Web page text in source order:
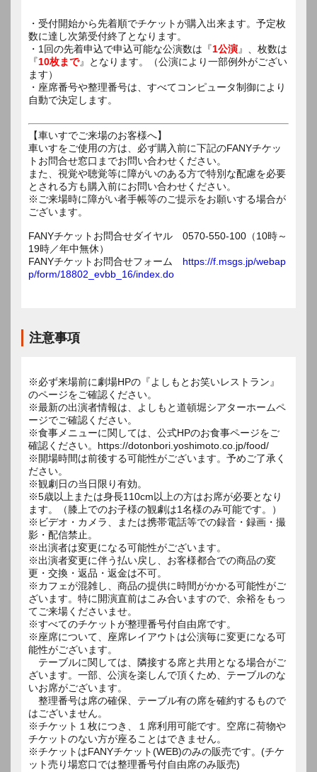
・受付開始から先着順でチケットが購入出来ます。予定枚
数に達し次第受付終了となります。
・1回の先着申込で申込可能な公演数は『1公演』、枚数は
『10枚まで』となります。（公演により一部例外がござい
ます）
・座席番号や整理番号は、すべてコンピュータ制御により
自動で決定します。
【車いすでご来場のお客様へ】
車いすをご使用の方は、必ず購入前に下記のFANYチケッ
トお問合せ窓口までお問い合わせください。
また、視覚や聴覚等に障がいのある方で特別な配慮を必要
とされる方も購入前にお問い合わせください。
※ご来場時に障がい者手帳等のご提示をお願いする場合が
ございます。
FANYチケットお問合せダイヤル 0570-550-100（10時～
19時／年中無休）
FANYチケットお問合せフォーム https://f.msgs.jp/webap
p/form/18802_evbb_16/index.do
注意事項
※必ず来場前に劇場HPの『よしもとお笑いレストラン』
のページをご確認ください。
※最新の出演者情報は、よしもと道頓堀シアターホームペ
ージでご確認ください。
※食事メニューに関しては、公式HPのお食事ページをご
確認ください。https://dotonbori.yoshimoto.co.jp/food/
※開場時間は前後する可能性がございます。予めご了承く
ださい。
※観劇日の当日限り有効。
※5歳以上または身長110cm以上の方はお席が必要となり
ます。（膝上でのお子様の観劇は1名様のみ可能です。）
※ビデオ・カメラ、または携帯電話等での録音・録画・撮
影・配信禁止。
※出演者は変更になる可能性がございます。
※出演者変更に伴う払い戻し、お客様都合での商品の変
更・交換・返品・返金は不可。
※カフェが混雑し、商品の提供に時間がかかる可能性がご
ざいます。特に開演直前はこみ合いますので、余裕をもっ
てご来場くださいませ。
※すべてのチケットが整理番号付自由席です。
※座席について、座席レイアウトは公演毎に変更になる可
能性がございます。
テーブルに関しては、隣接する席と共用となる場合がご
ざいます。一部、公演を楽しんで頂くため、テーブルのな
いお席がございます。
整理番号は席の確保、テーブル有の席を確約するもので
はございません。
※チケット１枚につき、１席利用可能です。空席に荷物や
チケットのない方が座ることはできません。
※チケットはFANYチケット(WEB)のみの販売です。(チケ
ット売り場窓口では整理番号付自由席のみ販売)